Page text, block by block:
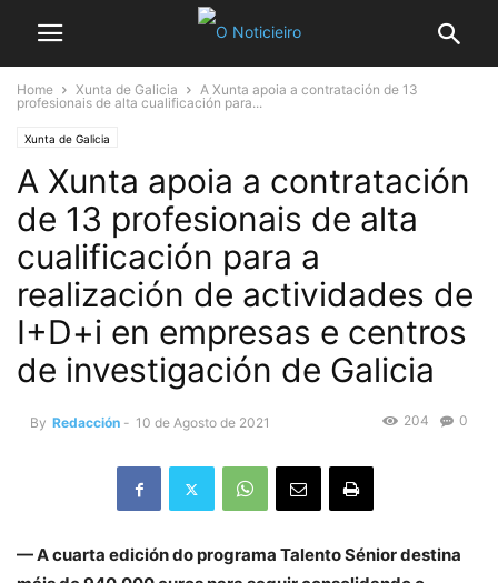
Home Xunta de Galicia
A Xunta apoia a contratación de 13
profesionais de alta cualificación para...
Xunta de Galicia
A Xunta apoia a contratación
de 13 profesionais de alta
cualificación para a
realización de actividades de
I+D+i en empresas e centros
de investigación de Galicia
By Redacción - 10 de Agosto de 2021 0
204
— A cuarta edición do programa Talento Sénior destina